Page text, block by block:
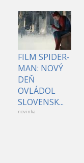
FILM SPIDER-
MAN: NOVÝ
DEŇ
OVLÁDOL
SLOVENSK...
novinka